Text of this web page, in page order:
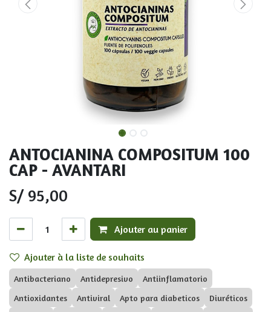
ANTOCIANINA COMPOSITUM 100
CAP - AVANTARI
S/ 95,00
Ajouter au panier
Ajouter à la liste de souhaits
Antibacteriano Antidepresivo
Antiinflamatorio
Antioxidantes
Antiviral Apto para diabeticos Diuréticos